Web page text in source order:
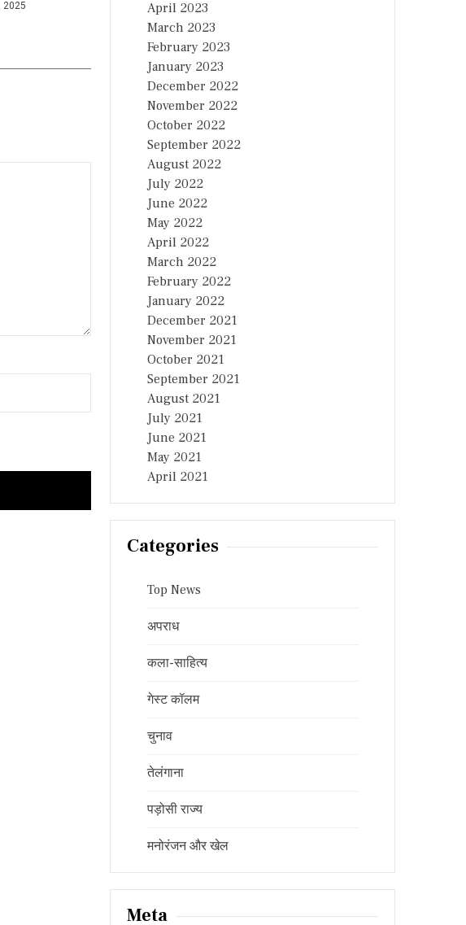
2025
April 2023
March 2023
February 2023
January 2023
December 2022
November 2022
October 2022
September 2022
August 2022
July 2022
June 2022
May 2022
April 2022
March 2022
February 2022
January 2022
December 2021
November 2021
October 2021
September 2021
August 2021
July 2021
June 2021
May 2021
April 2021
Categories
Top News
अपराध
कला-साहित्य
गेस्ट कॉलम
चुनाव
तेलंगाना
पड़ोसी राज्य
मनोरंजन और खेल
Meta